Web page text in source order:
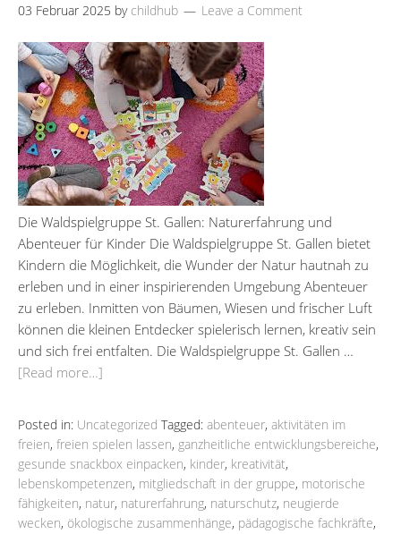
03 Februar 2025 by childhub Leave a Comment
Die Waldspielgruppe St. Gallen: Naturerfahrung und
Abenteuer für Kinder Die Waldspielgruppe St. Gallen bietet
Kindern die Möglichkeit, die Wunder der Natur hautnah zu
erleben und in einer inspirierenden Umgebung Abenteuer
zu erleben. Inmitten von Bäumen, Wiesen und frischer Luft
können die kleinen Entdecker spielerisch lernen, kreativ sein
und sich frei entfalten. Die Waldspielgruppe St. Gallen …
[Read more…]
Posted in: Uncategorized Tagged: abenteuer, aktivitäten im
freien, freien spielen lassen, ganzheitliche entwicklungsbereiche,
gesunde snackbox einpacken, kinder, kreativität,
lebenskompetenzen, mitgliedschaft in der gruppe, motorische
fähigkeiten, natur, naturerfahrung, naturschutz, neugierde
wecken, ökologische zusammenhänge, pädagogische fachkräfte,